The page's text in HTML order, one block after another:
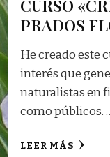
CURSO
PRADOS
He creado este
interés que
naturalistas en
como públicos.
LEER MÁS